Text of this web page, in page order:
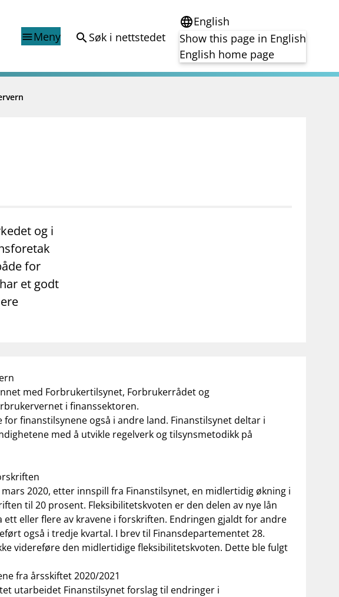
menuMeny search Søk i nettstedet
languageEnglish
Show this page in English
English home page
registre
dashboard Informasjon for investorer
og i
for
et godt
med Forbrukertilsynet, Forbrukerrådet og
i finanssektoren.
finanstilsynene også i andre land. Finanstilsynet deltar i
med å utvikle regelverk og tilsynsmetodikk på
2020, etter innspill fra Finanstilsynet, en midlertidig økning i
til 20 prosent. Fleksibilitetskvoten er den delen av nye lån
ett eller flere av kravene i forskriften. Endringen gjaldt for andre
også i tredje kvartal. I brev til Finansdepartementet 28.
videreføre den midlertidige fleksibilitetskvoten. Dette ble fulgt
fra årsskiftet 2020/2021
utarbeidet Finanstilsynet forslag til endringer i